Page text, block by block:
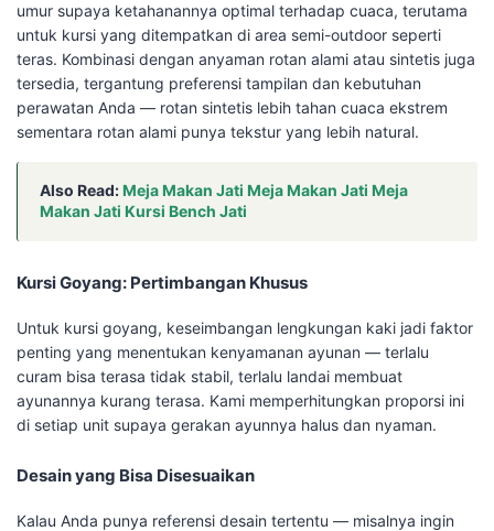
umur supaya ketahanannya optimal terhadap cuaca, terutama
untuk kursi yang ditempatkan di area semi-outdoor seperti
teras. Kombinasi dengan anyaman rotan alami atau sintetis juga
tersedia, tergantung preferensi tampilan dan kebutuhan
perawatan Anda — rotan sintetis lebih tahan cuaca ekstrem
sementara rotan alami punya tekstur yang lebih natural.
Also Read:Meja Makan Jati Meja Makan Jati Meja
Makan Jati Kursi Bench Jati
Kursi Goyang: Pertimbangan Khusus
Untuk kursi goyang, keseimbangan lengkungan kaki jadi faktor
penting yang menentukan kenyamanan ayunan — terlalu
curam bisa terasa tidak stabil, terlalu landai membuat
ayunannya kurang terasa. Kami memperhitungkan proporsi ini
di setiap unit supaya gerakan ayunnya halus dan nyaman.
Desain yang Bisa Disesuaikan
Kalau Anda punya referensi desain tertentu — misalnya ingin